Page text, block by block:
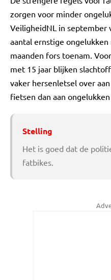
zorgen voor minder
VeiligheidNL in september
aantal ernstige
maanden fors toenam.
met 15 jaar blijken
vaker hersenletsel over
fietsen dan aan
Stelling
Het is goed dat de
fatbikes.